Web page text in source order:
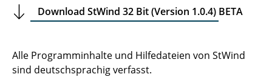
Download StWind 32 Bit (Version 1.0.4) BETA
Alle Programminhalte und Hilfedateien von StWind
sind deutschsprachig verfasst.